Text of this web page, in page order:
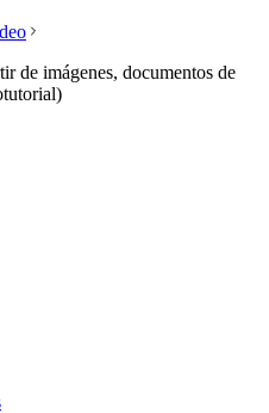
de imágenes, documentos de